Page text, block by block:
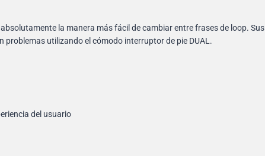
la manera más fácil de cambiar entre frases de loop. Sus
problemas utilizando el cómodo interruptor de pie DUAL.
del usuario